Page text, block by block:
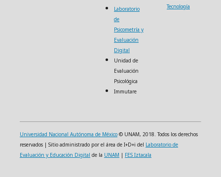
Laboratorio
de
Psicometría y
Evaluación
Digital
Unidad de
Evaluación
Psicológica
Immutare
Tecnología
Universidad Nacional Autónoma de México © UNAM, 2018. Todos los derechos
reservados | Sitio administrado por el área de I+D+i del Laboratorio de
Evaluación y Educación Digital de la UNAM | FES Iztacala